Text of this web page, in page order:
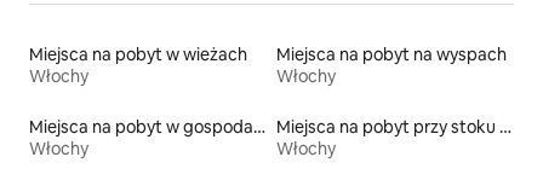
Miejsca na pobyt w wieżach
Włochy
Miejsca na pobyt na wyspach
Włochy
Miejsca na pobyt w gospodarstwach agroturystycznych
Włochy
Miejsca na pobyt przy stoku narciarskim
Włochy